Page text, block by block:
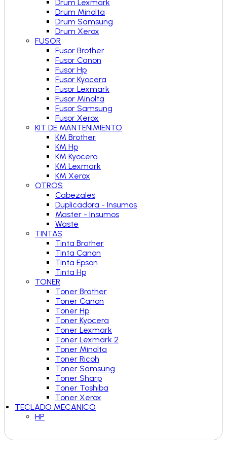
Drum Lexmark
Drum Minolta
Drum Samsung
Drum Xerox
FUSOR
Fusor Brother
Fusor Canon
Fusor Hp
Fusor Kyocera
Fusor Lexmark
Fusor Minolta
Fusor Samsung
Fusor Xerox
KIT DE MANTENIMIENTO
KM Brother
KM Hp
KM Kyocera
KM Lexmark
KM Xerox
OTROS
Cabezales
Duplicadora - Insumos
Master - Insumos
Waste
TINTAS
Tinta Brother
Tinta Canon
Tinta Epson
Tinta Hp
TONER
Toner Brother
Toner Canon
Toner Hp
Toner Kyocera
Toner Lexmark
Toner Lexmark 2
Toner Minolta
Toner Ricoh
Toner Samsung
Toner Sharp
Toner Toshiba
Toner Xerox
TECLADO MECANICO
HP